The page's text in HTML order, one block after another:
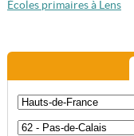
Écoles primaires à Lens